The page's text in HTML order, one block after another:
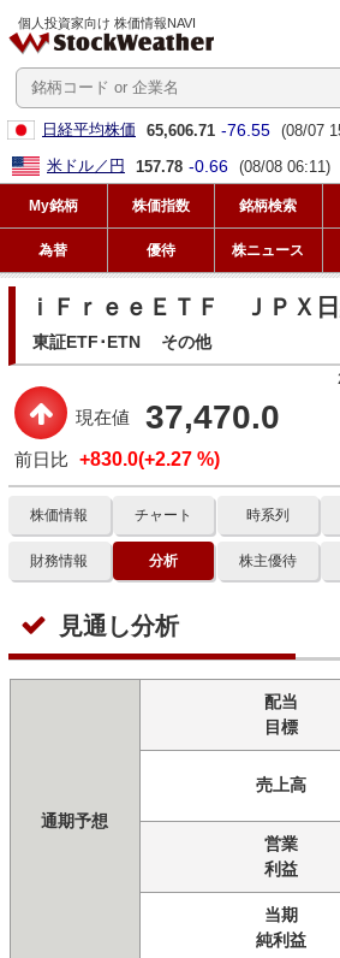
個人投資家向け 株価情報NAVI
日経平均株価 65,606.71 -76.55 (08/07
米ドル／円
157.78 -0.66 (08/08 06:11)
My銘柄 株価指数 銘柄検索
為替 優待 株ニュース
ｉＦｒｅｅＥＴＦ ＪＰＸ
東証ETF･ETN その他
現在値 37,470.0
前日比 +830.0(+2.27 %)
株価情報 チャート 時系列
財務情報 分析 株主優待
見通し分析
通期予想
配当
目標
売上高
営業
利益
当期
純利益